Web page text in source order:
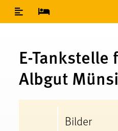
Inhaltsverzeichnis
E-​Tankstelle
Albgut
Bilder